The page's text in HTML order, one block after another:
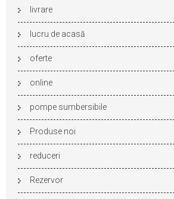
livrare
lucru de acasă
oferte
online
pompe sumbersibile
Produse noi
reduceri
Rezervor